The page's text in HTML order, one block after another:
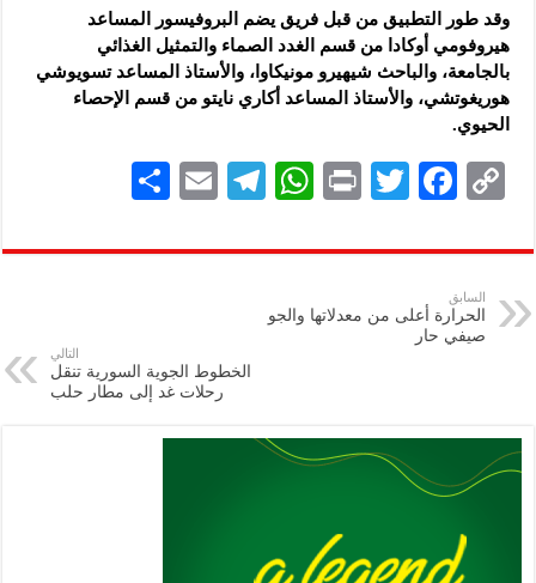
وقد طور التطبيق من قبل فريق يضم البروفيسور المساعد
هيروفومي أوكادا من قسم الغدد الصماء والتمثيل الغذائي
بالجامعة، والباحث شيهيرو مونيكاوا، والأستاذ المساعد تسويوشي
هوريغوتشي، والأستاذ المساعد أكاري نايتو من قسم الإحصاء
الحيوي.
C
p
y
Li
F
eb
k
T
tt
P
nt
W
at
A
Te
gr
E
ai
ar
السابق
الحرارة أعلى من معدلاتها والجو
صيفي حار
التالي
الخطوط الجوية السورية تنقل
رحلات غد إلى مطار حلب